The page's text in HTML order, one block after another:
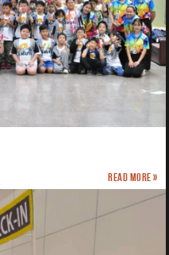
Read more »